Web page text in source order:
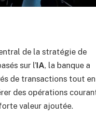
de la stratégie de
sur l’IA, la banque a
de transactions tout en
des opérations
valeur ajoutée.